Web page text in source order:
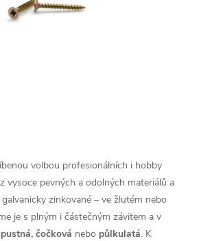
volbou profesionálních i hobby
vysoce pevných a odolných materiálů a
zinkované – ve žlutém nebo
je s plným i částečným závitem a v
čočková nebo půlkulatá. K